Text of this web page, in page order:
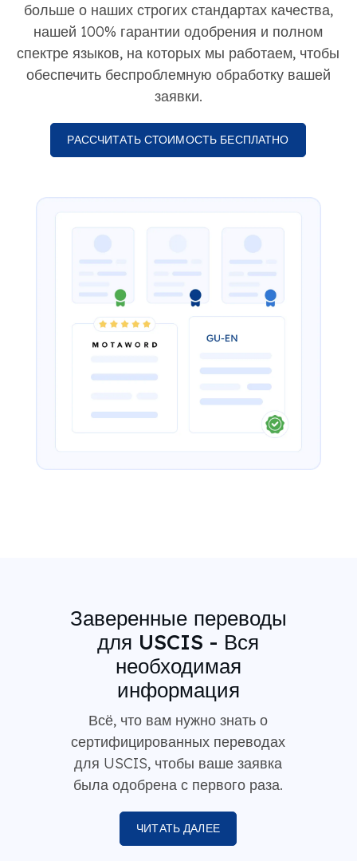
больше о наших строгих стандартах качества,
нашей 100% гарантии одобрения и полном
спектре языков, на которых мы работаем, чтобы
обеспечить беспроблемную обработку вашей
заявки.
РАССЧИТАТЬ СТОИМОСТЬ БЕСПЛАТНО
Заверенные переводы
для USCIS - Вся
необходимая
информация
Всё, что вам нужно знать о
сертифицированных переводах
для USCIS, чтобы ваше заявка
была одобрена с первого раза.
ЧИТАТЬ ДАЛЕЕ